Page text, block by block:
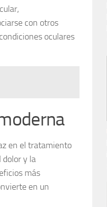
con otros
oculares
en el tratamiento
dolor y la
más
en un